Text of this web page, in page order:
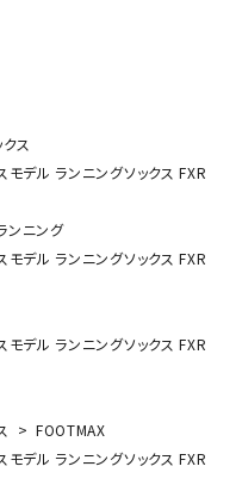
ス
モデル ランニングソックス FXR
ンニング
モデル ランニングソックス FXR
モデル ランニングソックス FXR
FOOTMAX
モデル ランニングソックス FXR